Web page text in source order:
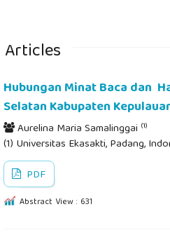
Articles
Hubungan Minat Baca dan
Selatan Kabupaten
Aurelina Maria Samalinggai (1)
(1) Universitas Ekasakti, Padang,
PDF
Abstract View : 631